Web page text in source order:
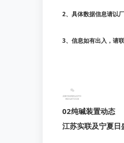
2、具体数据信息请以
3、信息如有出入，请
02纯碱装置动态
江苏实联及宁夏日